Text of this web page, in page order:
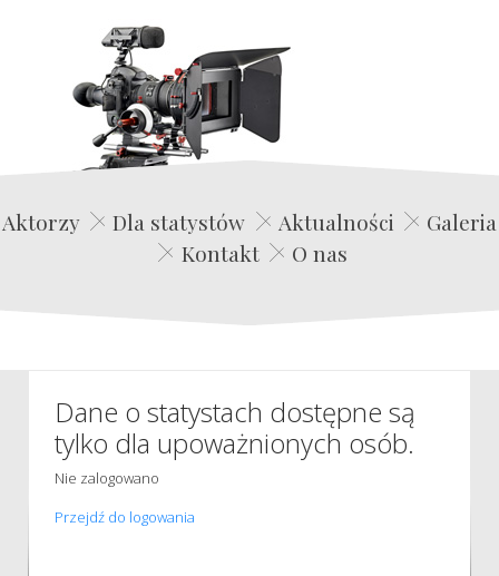
Edwin Film Agencja Aktorska
Aktorzy Dla statystów Aktualności
Galeria
Kontakt
O nas
Dane o statystach dostępne są
tylko dla upoważnionych osób.
Nie zalogowano
Przejdź do logowania